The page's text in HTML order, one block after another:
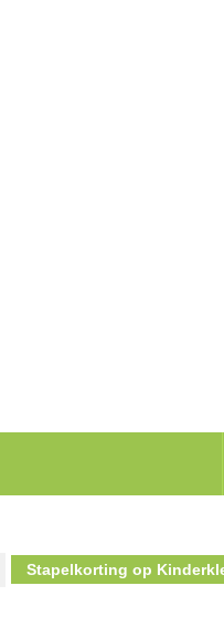
Stapelkorting op